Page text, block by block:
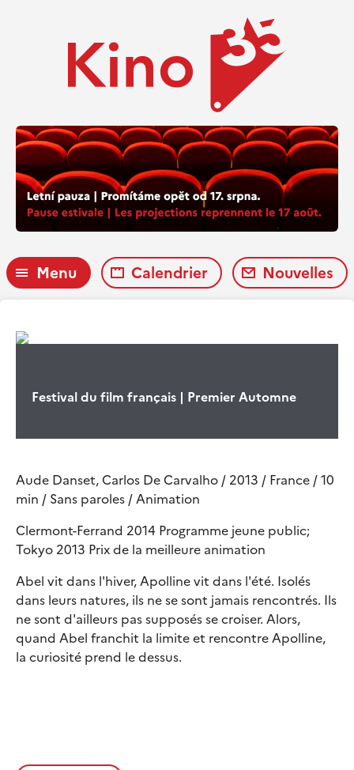
Menu Calendrier Nouvelles
Festival du film français | Premier Automne
Aude Danset, Carlos De Carvalho / 2013 / France / 10
min / Sans paroles / Animation
Clermont-Ferrand 2014 Programme jeune public;
Tokyo 2013 Prix de la meilleure animation
Abel vit dans l'hiver, Apolline vit dans l'été. Isolés
dans leurs natures, ils ne se sont jamais rencontrés. Ils
ne sont d'ailleurs pas supposés se croiser. Alors,
quand Abel franchit la limite et rencontre Apolline,
la curiosité prend le dessus.